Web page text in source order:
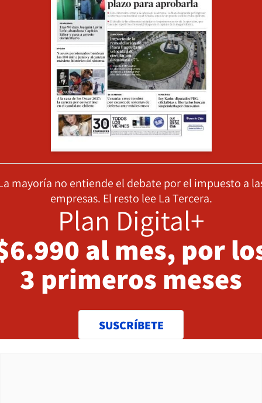
mayoría no entiende el debate por el impuesto a
empresas. El resto lee La Tercera.
Plan Digital+
al mes, por
3 primeros meses
SUSCRÍBETE